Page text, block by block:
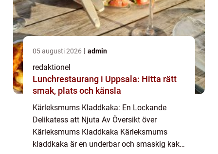
05 augusti 2026 admin
redaktionel
Lunchrestaurang i Uppsala: Hitta rätt
smak, plats och känsla
Kärleksmums Kladdkaka: En Lockande
Delikatess att Njuta Av Översikt över
Kärleksmums Kladdkaka Kärleksmums
kladdkaka är en underbar och smaskig kaka